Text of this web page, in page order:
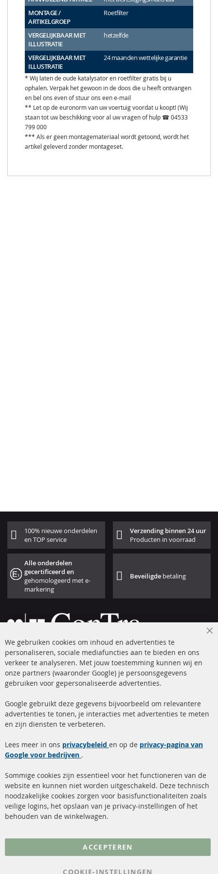
MONTAGE /
ARTIKELGROEP
Roetfilter
VERGELIJKBAAR MET
ILLUSTRATIE
hetzelfde
VERGELIJKBAAR MET
ILLUSTRATIE
24 maanden wettelijke garantie
* Wij laten de oude katalysator en roetfilter gratis bij u
ophalen. Verpak het gewoon in de doos die u heeft ontvangen
en bel ons even of stuur ons een e-mail
** Let op de euronorm van uw voertuig voordat u koopt! (Wij
staan tot uw beschikking voor al uw vragen of hulp ☎ 04533
799 000
*** Als er geen montagemateriaal wordt getoond, wordt het
artikel geleverd zonder montageset.
100% nieuwe onderdelen
en TOP service
Verzending binnen 24 uur
Producten in voorraad
Alle onderdelen
gecertificeerd en
gehomologeerd met e-
markering
Beveiligde betaling
+49 (0) 4533 799 00 0
ma-do: 09-17 u, vr Fr 09-16 u
info@contra-automotive.de
facebook
instagram
Snelle links
Roetfilter reiniging
Katalysator (KAT)
sensoren
FAQ
Kundenservice
Verzendingskosten
Contact
Annuleer contract
Gegevensbescherming
We gebruiken cookies om inhoud en advertenties te
personaliseren, sociale mediafuncties aan te bieden en ons
verkeer te analyseren. Met jouw toestemming kunnen wij en
onze partners (waaronder Google) je persoonsgegevens
gebruiken voor gepersonaliseerde advertenties.
Google gebruikt deze gegevens bijvoorbeeld om relevantere
advertenties te tonen, je interacties met advertenties te meten
en zijn diensten te verbeteren.
Lees meer in ons privacybeleid en op de privacy-pagina van
Google voor bedrijven .
Sommige cookies zijn essentieel voor het functioneren van de
website en kunnen niet worden uitgeschakeld. Deze technisch
noodzakelijke cookies zorgen voor basisfunctionaliteiten zoals
veilige logins, het opslaan van je privacy-instellingen of het
behouden van de winkelwagen.
ACCEPTEREN
COOKIE-INSTELLINGEN